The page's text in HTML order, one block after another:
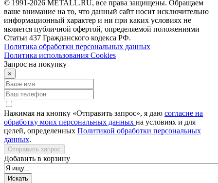
© 1991-2026 METALL.RU, все права защищены. Обращаем
ваше внимание на то, что данный сайт носит исключительно
информационный характер и ни при каких условиях не
является публичной офертой, определяемой положениями
Статьи 437 Гражданского кодекса РФ.
Политика обработки персональных данных
Политика использования Сookies
Запрос на покупку
×
Нажимая на кнопку «Отправить запрос», я даю согласие на
обработку моих персональных данных на условиях и для
целей, определенных Политикой обработки персональных
данных.
Отправить запрос
Добавить в корзину